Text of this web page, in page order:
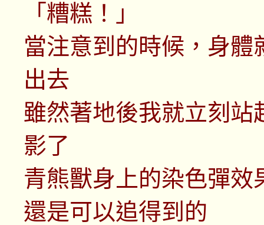
「糟糕！」
當注意到的時候，身
出去
雖然著地後我就立刻
影了
青熊獸身上的染色彈
還是可以追得到的